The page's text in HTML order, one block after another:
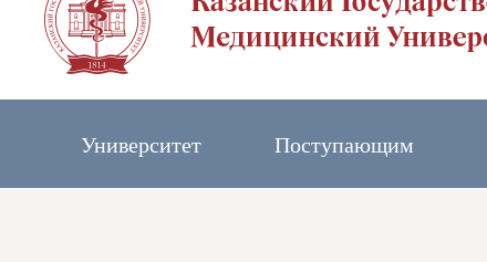
Университет Поступающим